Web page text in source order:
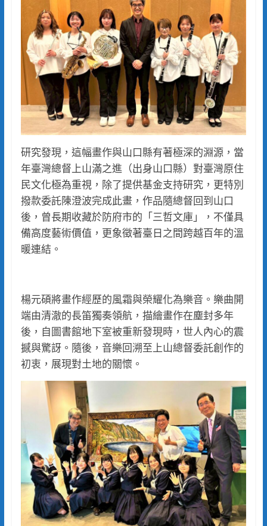
研究發現，這幅畫作與山口縣有著極深的淵源，當
年臺灣總督上山滿之進（出身山口縣）對臺灣原住
民文化極為重視，除了提供基金支持研究，更特別
撥款委託陳澄波完成此畫，作品隨總督回到山口
後，曾長期收藏於防府市的「三哲文庫」，不僅具
備高度藝術價值，更象徵著臺日之間跨越百年的溫
暖連結。
楊元碩將畫作經歷的風霜與榮耀化為樂音。樂曲開
端由清澈的長笛獨奏領航，描繪畫作在塵封多年
後，自圖書館地下室被重新發現時，世人內心的震
撼與驚訝。隨後，音樂回溯至上山總督委託創作的
初衷，展現對土地的關懷。